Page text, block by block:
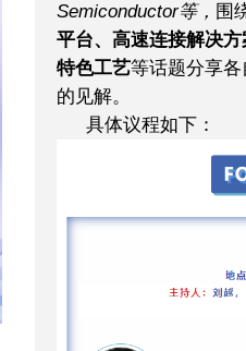
Semiconductor等， 围
平台、高速连接解决
特色工艺等话题分享
的见解。
具体议程如下：